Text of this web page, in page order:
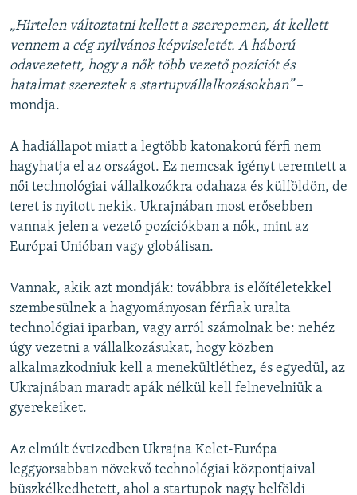
„Hirtelen változtatni kellett a szerepemen, át kellett
vennem a cég nyilvános képviseletét. A háború
odavezetett, hogy a nők több vezető pozíciót és
hatalmat szereztek a startupvállalkozásokban”–
mondja.
A hadiállapot miatt a legtöbb katonakorú férfi nem
hagyhatja el az országot. Ez nemcsak igényt teremtett a
női technológiai vállalkozókra odahaza és külföldön, de
teret is nyitott nekik. Ukrajnában most erősebben
vannak jelen a vezető pozíciókban a nők, mint az
Európai Unióban vagy globálisan.
Vannak, akik azt mondják: továbbra is előítéletekkel
szembesülnek a hagyományosan férfiak uralta
technológiai iparban, vagy arról számolnak be: nehéz
úgy vezetni a vállalkozásukat, hogy közben
alkalmazkodniuk kell a menekültléthez, és egyedül, az
Ukrajnában maradt apák nélkül kell felnevelniük a
gyerekeiket.
Az elmúlt évtizedben Ukrajna Kelet-Európa
leggyorsabban növekvő technológiai központjaival
büszkélkedhetett, ahol a startupok nagy belföldi